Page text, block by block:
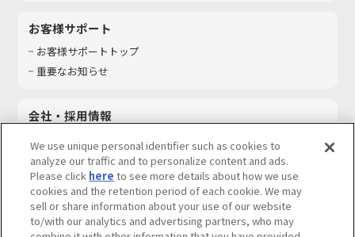
お客様サポート
お客様サポートトップ
重要なお知らせ
会社・採用情報
採用情報
サステナビリティ
お問い合わせ
We use unique personal identifier such as cookies to
analyze our traffic and to personalize content and ads.
Please click here to see more details about how we use
cookies and the retention period of each cookie. We may
sell or share information about your use of our website
to/with our analytics and advertising partners, who may